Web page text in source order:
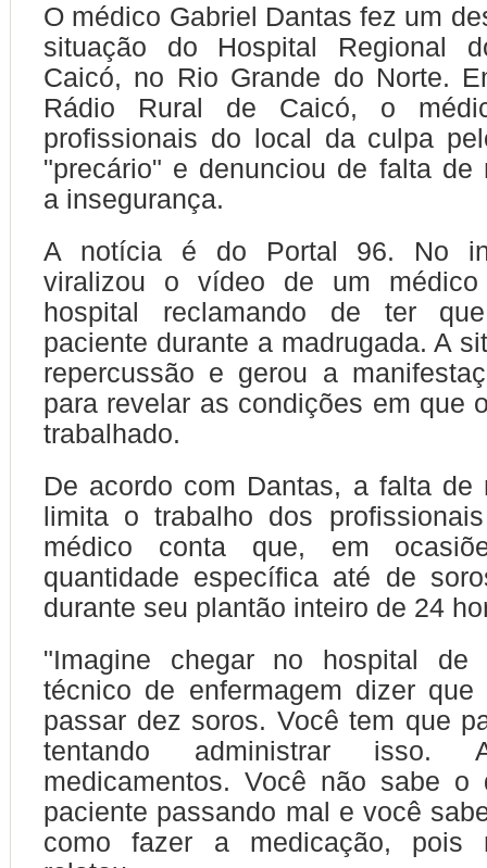
O médico Gabriel Dantas fez um
situação do Hospital Regional
Caicó, no Rio Grande do Norte.
Rádio Rural de Caicó, o
profissionais do local da culpa
"precário" e denunciou de falta de
a insegurança.
A notícia é do Portal 96. No
viralizou o vídeo de um
hospital reclamando de ter
paciente durante a madrugada. A
repercussão e gerou a
para revelar as condições em que
trabalhado.
De acordo com Dantas, a falta de
limita o trabalho dos
médico conta que, em
quantidade específica até de
durante seu plantão inteiro de 24
"Imagine chegar no hospital
técnico de enfermagem dizer
passar dez soros. Você tem que
tentando administrar
medicamentos. Você não sabe
paciente passando mal e você
como fazer a medicação, pois